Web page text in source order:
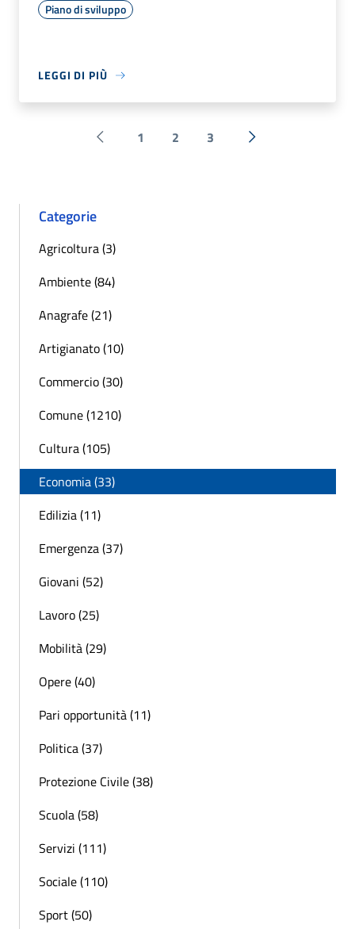
Piano di sviluppo
LEGGI DI PIÙ
Pagina precedente
1 2 3 Successiva »
Categorie
Agricoltura (3)
Ambiente (84)
Anagrafe (21)
Artigianato (10)
Commercio (30)
Comune (1210)
Cultura (105)
Economia (33)
Edilizia (11)
Emergenza (37)
Giovani (52)
Lavoro (25)
Mobilità (29)
Opere (40)
Pari opportunità (11)
Politica (37)
Protezione Civile (38)
Scuola (58)
Servizi (111)
Sociale (110)
Sport (50)